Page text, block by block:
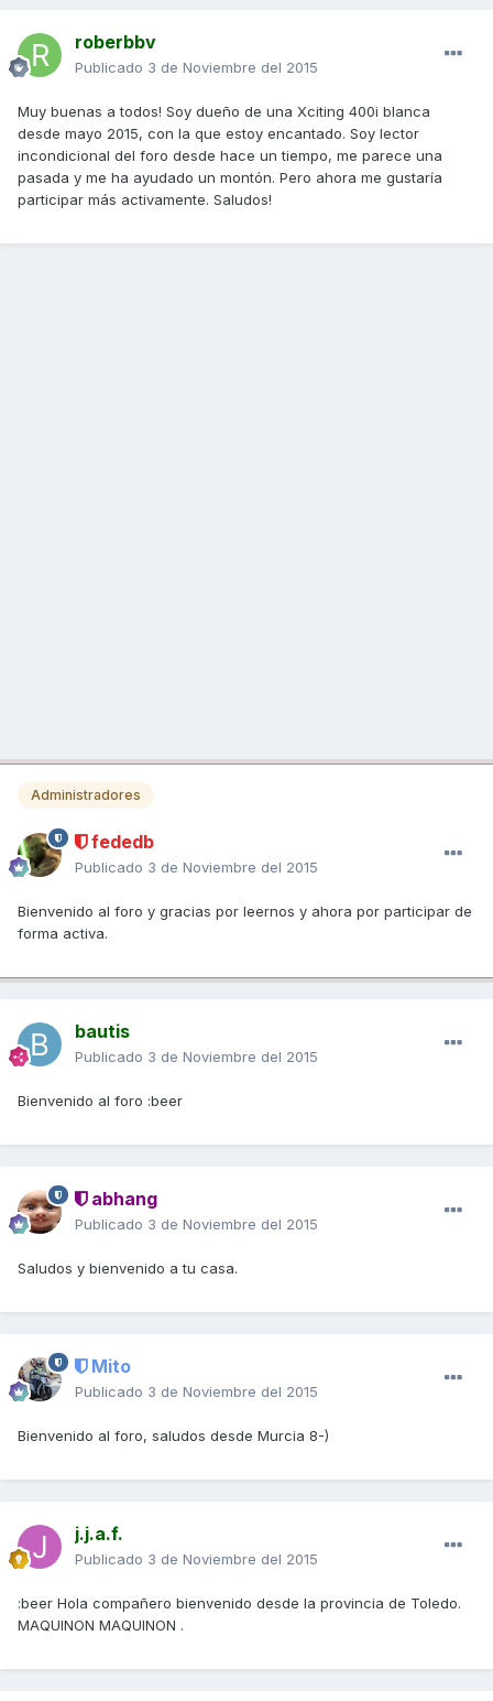
roberbbv
Publicado 3 de Noviembre del 2015
Muy buenas a todos! Soy dueño de una Xciting 400i blanca
desde mayo 2015, con la que estoy encantado. Soy lector
incondicional del foro desde hace un tiempo, me parece una
pasada y me ha ayudado un montón. Pero ahora me gustaría
participar más activamente. Saludos!
Administradores
fededb
Publicado 3 de Noviembre del 2015
Bienvenido al foro y gracias por leernos y ahora por participar de
forma activa.
bautis
Publicado 3 de Noviembre del 2015
Bienvenido al foro :beer
abhang
Publicado 3 de Noviembre del 2015
Saludos y bienvenido a tu casa.
Mito
Publicado 3 de Noviembre del 2015
Bienvenido al foro, saludos desde Murcia 8-)
j.j.a.f.
Publicado 3 de Noviembre del 2015
:beer Hola compañero bienvenido desde la provincia de Toledo.
MAQUINON MAQUINON .